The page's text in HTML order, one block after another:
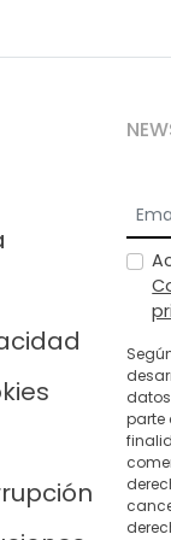
parte